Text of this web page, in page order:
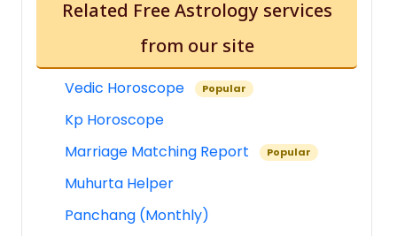
Related Free Astrology services
from our site
Vedic Horoscope Popular
Kp Horoscope
Marriage Matching Report
Popular
Muhurta Helper
Panchang (Monthly)